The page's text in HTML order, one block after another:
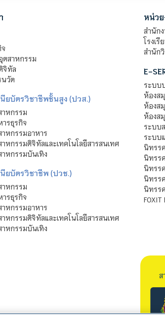
ตสาหกรรม
จิทัล
นวัต
ยบัตรวิชาชีพชั้นสูง (ปวส.)
าหกรรม
ารธุรกิจ
หกรรมอาหาร
หกรรมดิจิทัลและเทคโนโลยีสารสนเทศ
หกรรมบันเทิง
ยบัตรวิชาชีพ (ปวช.)
าหกรรม
ารธุรกิจ
หกรรมอาหาร
หกรรมดิจิทัลและเทคโนโลยีสารสนเทศ
หกรรมบันเทิง
หน่ว
สำนัก
โรงเ
สำนัก
E-
ระบบ
ห้องส
ห้องส
ห้องส
ระบบ
ระบบ
นิทรร
นิทรร
นิทรร
นิทรร
นิทรร
FOXIT
ส